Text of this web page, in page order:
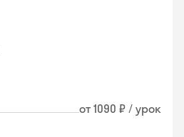
от 1090 ₽ / урок